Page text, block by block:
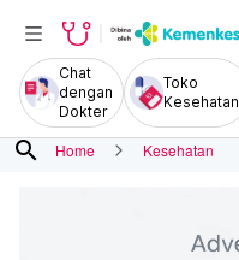
Chat
dengan
Dokter
Toko
Kesehatan
search Home Kesehatan